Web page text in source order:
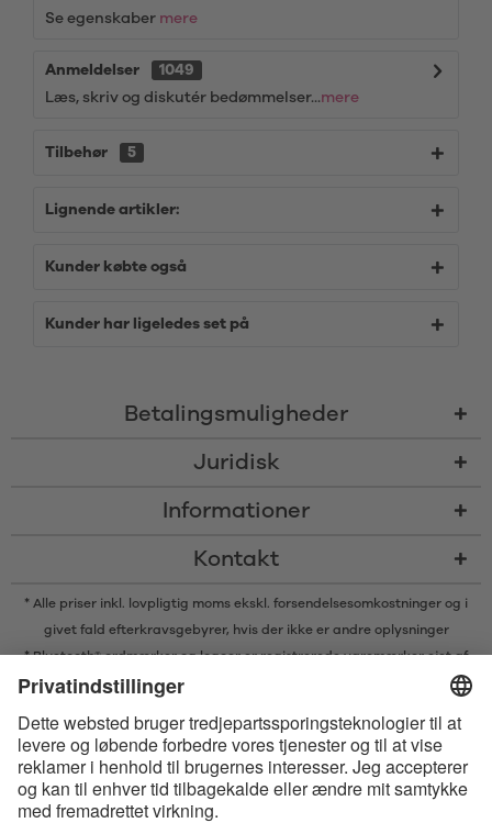
Se egenskaber mere
Anmeldelser
1049
Læs, skriv og diskutér bedømmelser...mere
Tilbehør 5
Lignende artikler:
Kunder købte også
Kunder har ligeledes set på
Betalingsmuligheder
Juridisk
Informationer
Kontakt
* Alle priser inkl. lovpligtig moms ekskl. forsendelsesomkostninger og i
givet fald efterkravsgebyrer, hvis der ikke er andre oplysninger
* Bluetooth® ordmærker og logoer er registrerede varemærker ejet af
Bluetooth SIG, Inc. og enhver brug af sådanne mærker af Satisfyer GmbH
Apple, Apple logoet og Apple Watch er varemærker ejet af Apple Inc.
Google Play og Google Play-logoet er varemærker, der tilhører Google
LLC.